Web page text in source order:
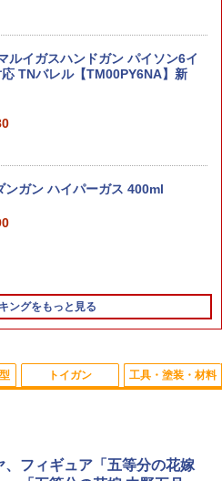
『巨神ゴーグ』 マノン・ガ
ン (組み立て式プラモデル)
バンダイ 機動戦士ガンダムUC
ク フルーツ – ミニフィギュア –
2
『HUNTER×HUNTER』 ク
装済み可動フィギュア)
ルイガスハンドガン パイソン6イ
応 TNバレル【TM00PY6NA】新
ンガン ハイパーガス 400ml
ングをもっと見る
充電 バッテリー 電池 充電池 充
充電 ラジコンカー【3.7V 1450
スタントカー バイク等】 ス
ー 替え 予備 長時間 遊べる 必要
予備電池 便利 グッズ 生活 応援
ミー(TAKARA TOMY) T-SPAR
スフォーマー ニューレジェンズ
SPIRITS(バンダイ スピリッツ)
J00 メルンジャ[カラーA] 色
トイガン
イ(TOKYO MARUI) No.25 コル
メント HG 18歳以上エアーHOP
工具・塗装・材料
オス Mr.トップコート 水性プレ
ップコートスプレー 光沢 88ml
、フィギュア「五等分の花嫁